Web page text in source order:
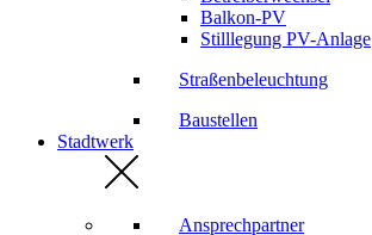
Balkon-PV
Stilllegung PV-Anlage
Straßenbeleuchtung
Baustellen
Stadtwerk
Ansprechpartner